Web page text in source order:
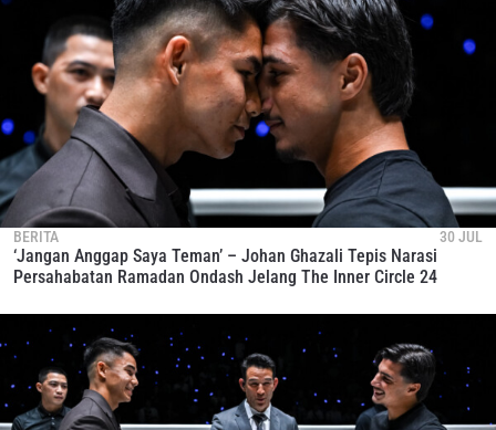
BERITA 30 JUL
‘Jangan Anggap Saya Teman’ – Johan Ghazali Tepis Narasi
Persahabatan Ramadan Ondash Jelang The Inner Circle 24